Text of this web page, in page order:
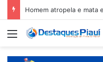
Menu